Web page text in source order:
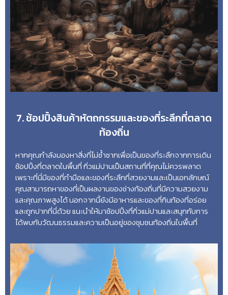
7. ช้อปปิ้งสินค้าหัตถกรรมและของที่ระลึกที่ตลาด
ท้องถิ่น
หากคุณกำลังมองหาสิ่งที่ไม่ซ้ำซากเพื่อเป็นของที่ระลึกจากการเดิน
ช้อปปิ้งที่ตลาดในพื้นที่ กิ่วแม่ปานเป็นสถานที่ที่คุณไม่ควรพลาด
เพราะที่นี่มีของที่ทำมือและของที่ระลึกที่สวยงามและเป็นเอกลักษณ์
คุณสามารถหาของที่เป็นผลงานของช่างท้องถิ่นที่มีความสวยงาม
และคุณภาพสูงได้ นอกจากนี้ยังมีอาหารและของที่กินท้องที่อร่อย
และถูกปากที่นี่ด้วย แนะนำให้มาช้อปปิ้งที่กิ่วแม่ปานและสนุกกับการ
ได้พบกับวัฒนธรรมและความเป็นอยู่ของชุมชนท้องถิ่นในพื้นที่